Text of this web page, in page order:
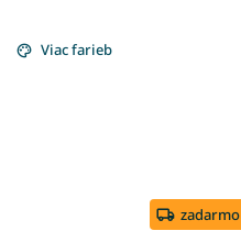
Viac farieb
zadarmo